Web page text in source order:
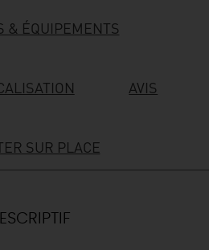
DEMAIN
WEEK-END
SEMAINE
L'AGENDA
& ÉQUIPEMENTS
AVIS
SUR PLACE